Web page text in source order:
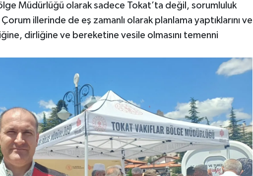
Müdürlüğü olarak sadece Tokat’ta değil, sorumluluk
illerinde de eş zamanlı olarak planlama yaptıklarını ve
dirliğine ve bereketine vesile olmasını temenni